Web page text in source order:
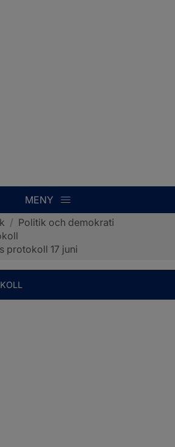
MENY
/ Politik och demokrati
protokoll 17 juni